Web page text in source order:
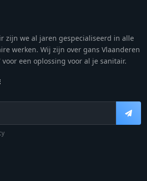
zijn we al jaren gespecialiseerd in alle
werken. Wij zijn over gans Vlaanderen
een oplossing voor al je sanitair.